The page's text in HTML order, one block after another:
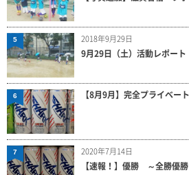
2018年9月29日
9月29日（土）活動レポート
5
【8月9月】完全プライベー
6
2020年7月14日
【速報！】優勝 ～全勝優
7